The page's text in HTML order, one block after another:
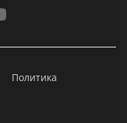
Политика